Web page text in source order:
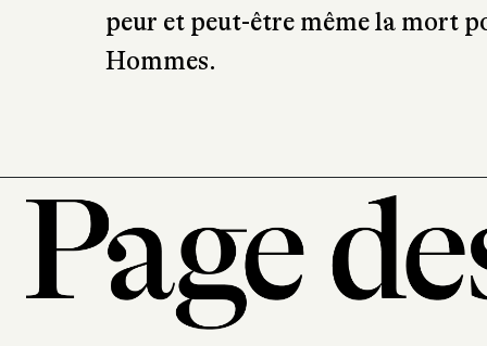
peur et peut-être même la mort
Hommes.